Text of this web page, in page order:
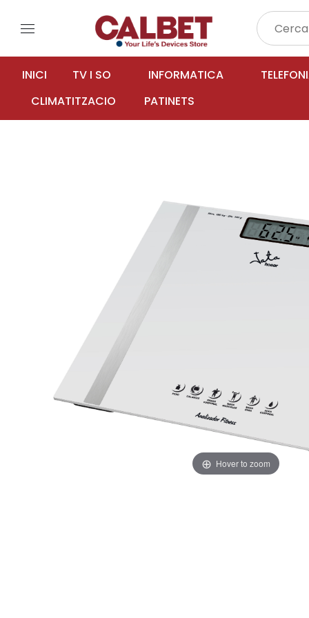
menu
INICI TV I SO INFORMATICA
CLIMATITZACIO
PATINETS
Hover to zoom